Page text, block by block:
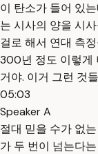
이 탄소가 들어 있
는 시사의 양을 시
걸로 해서 연대 측
300년 정도 이렇게
거야. 이거 그런 것
05:03
Speaker A
절대 믿을 수가 없
가 두 번이 넘는다